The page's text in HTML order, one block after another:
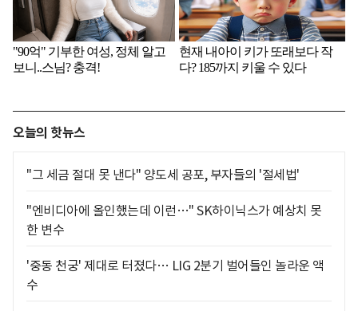
오늘의 핫뉴스
"그 세금 절대 못 낸다" 양도세 공포, 부자들의 '절세법'
"엔비디아에 올인했는데 이런…" SK하이닉스가 예상치 못
한 변수
'중동 천궁' 제대로 터졌다… LIG 2분기 벌어들인 놀라운 액
수